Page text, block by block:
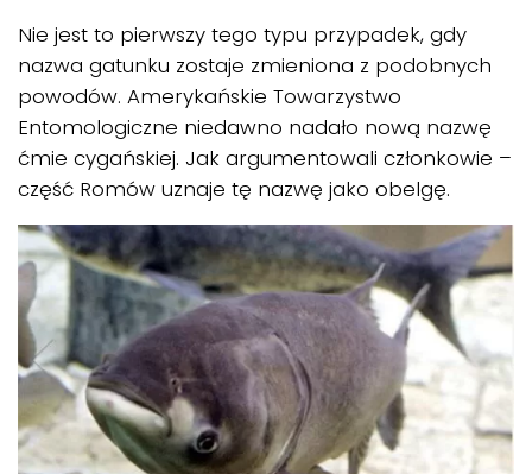
Nie jest to pierwszy tego typu przypadek, gdy
nazwa gatunku zostaje zmieniona z podobnych
powodów. Amerykańskie Towarzystwo
Entomologiczne niedawno nadało nową nazwę
ćmie cygańskiej. Jak argumentowali członkowie –
część Romów uznaje tę nazwę jako obelgę.